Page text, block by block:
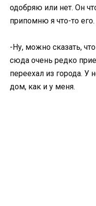
одобряю или нет. Он
припомню я что-то его.
-Ну, можно сказать,
сюда очень редко
переехал из города. У
дом, как и у меня.